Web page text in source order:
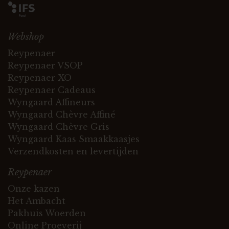
Webshop
Reypenaer
Reypenaer VSOP
Reypenaer XO
Reypenaer Cadeaus
Wyngaard Affineurs
Wyngaard Chèvre Affiné
Wyngaard Chèvre Gris
Wyngaard Kaas Smaakkaasjes
Verzendkosten en levertijden
Reypenaer
Onze kazen
Het Ambacht
Pakhuis Woerden
Online Proeverij